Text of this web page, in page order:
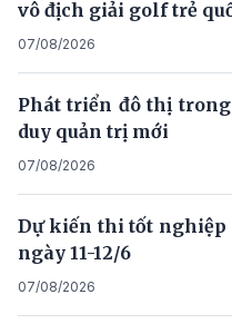
vô địch giải golf trẻ
07/08/2026
Phát triển đô thị
duy quản trị mới
07/08/2026
Dự kiến thi tốt nghiệp
ngày 11-12/6
07/08/2026